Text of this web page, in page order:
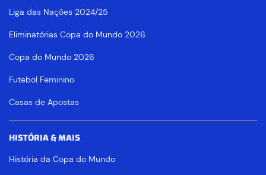
Liga das Nações 2024/25
Eliminatórias Copa do Mundo 2026
Copa do Mundo 2026
Futebol Feminino
Casas de Apostas
HISTÓRIA & MAIS
História da Copa do Mundo